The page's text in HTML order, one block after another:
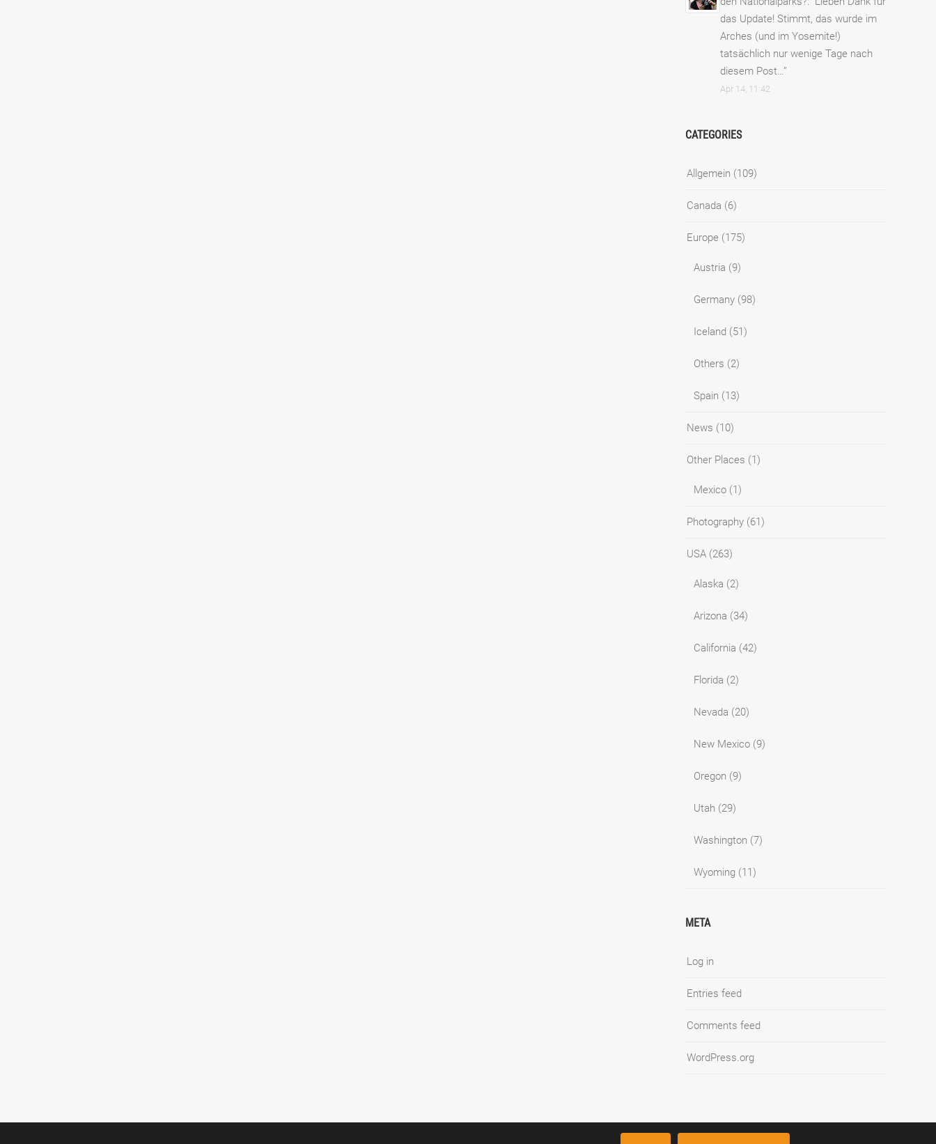
das Update! Stimmt, das wurde im
Arches (und im Yosemite!)
tatsächlich nur wenige Tage nach
diesem Post…”
Apr 14, 11:42
CATEGORIES
Allgemein (109)
Canada (6)
Europe (175)
Austria (9)
Germany (98)
Iceland (51)
Others (2)
Spain (13)
News (10)
Other Places (1)
Mexico (1)
Photography (61)
USA (263)
Alaska (2)
Arizona (34)
California (42)
Florida (2)
Nevada (20)
New Mexico (9)
Oregon (9)
Utah (29)
Washington (7)
Wyoming (11)
META
Log in
Entries feed
Comments feed
WordPress.org